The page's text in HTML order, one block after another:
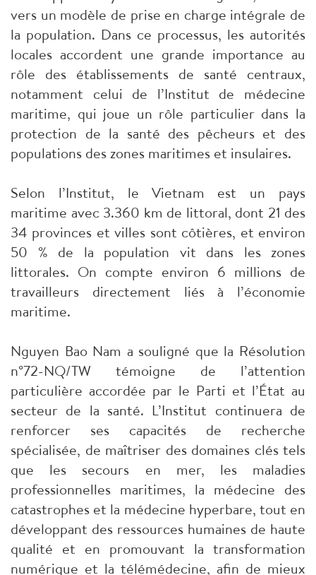
vers un modèle de prise en charge intégrale de
la population. Dans ce processus, les autorités
locales accordent une grande importance au
rôle des établissements de santé centraux,
notamment celui de l’Institut de médecine
maritime, qui joue un rôle particulier dans la
protection de la santé des pêcheurs et des
populations des zones maritimes et insulaires.
Selon l’Institut, le Vietnam est un pays
maritime avec 3.360 km de littoral, dont 21 des
34 provinces et villes sont côtières, et environ
50 % de la population vit dans les zones
littorales. On compte environ 6 millions de
travailleurs directement liés à l’économie
maritime.
Nguyen Bao Nam a souligné que la Résolution
n°72-NQ/TW témoigne de l’attention
particulière accordée par le Parti et l’État au
secteur de la santé. L’Institut continuera de
renforcer ses capacités de recherche
spécialisée, de maîtriser des domaines clés tels
que les secours en mer, les maladies
professionnelles maritimes, la médecine des
catastrophes et la médecine hyperbare, tout en
développant des ressources humaines de haute
qualité et en promouvant la transformation
numérique et la télémédecine, afin de mieux